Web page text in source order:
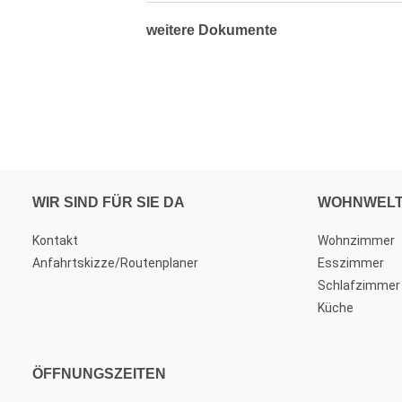
weitere Dokumente
WIR SIND FÜR SIE DA
Kontakt
Anfahrtskizze/Routenplaner
Wohnzimmer
Esszimmer
Schlafzimmer
Küche
ÖFFNUNGSZEITEN